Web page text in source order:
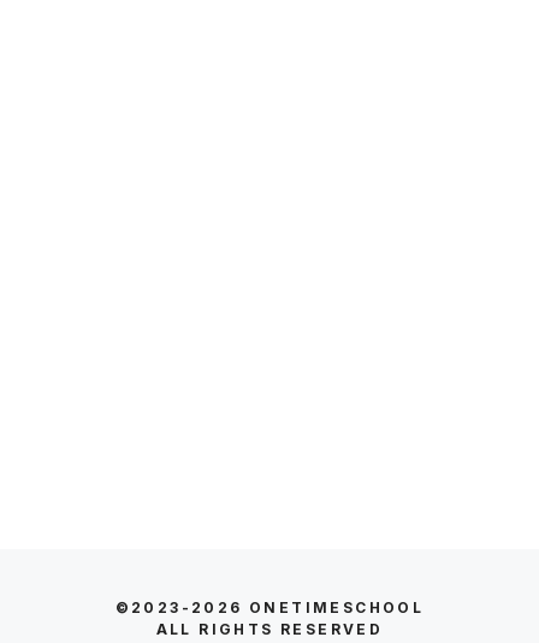
©2023-2026 ONETIMESCHOOL
ALL RIGHTS RESERVED